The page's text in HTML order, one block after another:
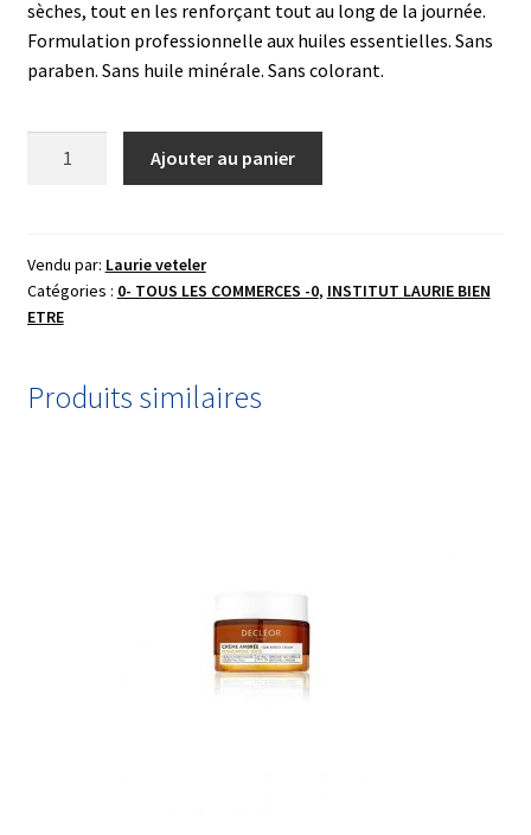
sèches, tout en les renforçant tout au long de la journée.
Formulation professionnelle aux huiles essentielles. Sans
paraben. Sans huile minérale. Sans colorant.
Neroli
Ajouter au panier
Vendu par: Laurie veteler
Catégories : 0- TOUS LES COMMERCES -0, INSTITUT LAURIE BIEN
ETRE
Produits similaires